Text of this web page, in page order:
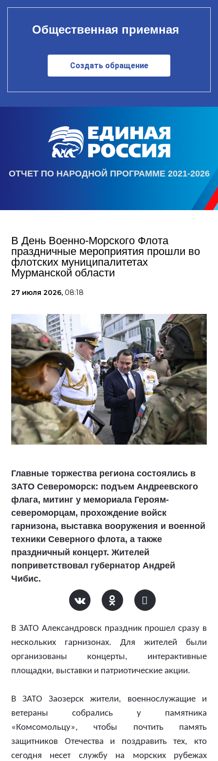
Общественная приемная
Создать обращение
ОТЧЕТ ПО НАРОДНОЙ ПРОГРАММЕ 2021-2026
В День Военно-Морского Флота
праздничные мероприятия прошли во
флотских муниципалитетах
Мурманской области
27 июля 2026, 08:18
Главные торжества региона состоялись в
ЗАТО Североморск: подъем Андреевского
флага, митинг у мемориала Героям-
североморцам, прохождение войск
гарнизона, выставка вооружения и военной
техники Северного флота, а также
праздничный концерт. Жителей
поприветствовал губернатор Андрей
Чибис.
В ЗАТО Александровск праздник прошел сразу в
нескольких гарнизонах. Для жителей были
организованы концерты, интерактивные
площадки, выставки и патриотические акции.
В ЗАТО Заозерск жители, военнослужащие и
ветераны собрались у памятника
«Комсомольцу», чтобы почтить память
защитников Отечества и поздравить тех, кто
сегодня несет службу на морских рубежах